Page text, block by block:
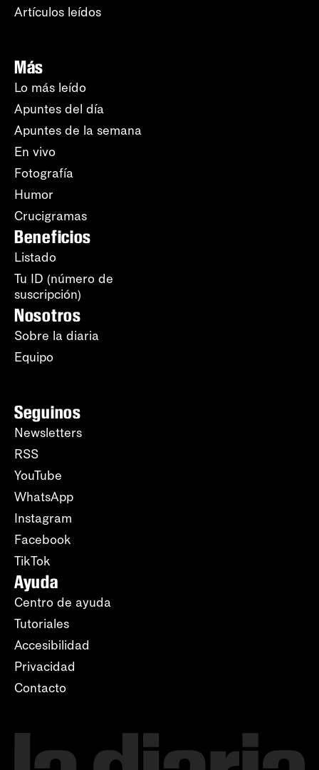
Artículos leídos
Más
Lo más leído
Apuntes del día
Apuntes de la semana
En vivo
Fotografía
Humor
Crucigramas
Beneficios
Listado
Tu ID (número de
suscripción)
Nosotros
Sobre la diaria
Equipo
Seguinos
Newsletters
RSS
YouTube
WhatsApp
Instagram
Facebook
TikTok
Ayuda
Centro de ayuda
Tutoriales
Accesibilidad
Privacidad
Contacto